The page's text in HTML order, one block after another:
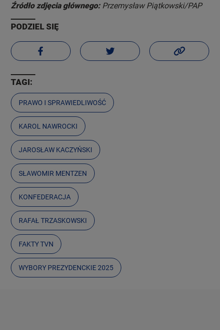
Źródło zdjęcia głównego: Przemysław Piątkowski/PAP
PODZIEL SIĘ
TAGI:
PRAWO I SPRAWIEDLIWOŚĆ
KAROL NAWROCKI
JAROSŁAW KACZYŃSKI
SŁAWOMIR MENTZEN
KONFEDERACJA
RAFAŁ TRZASKOWSKI
FAKTY TVN
WYBORY PREZYDENCKIE 2025